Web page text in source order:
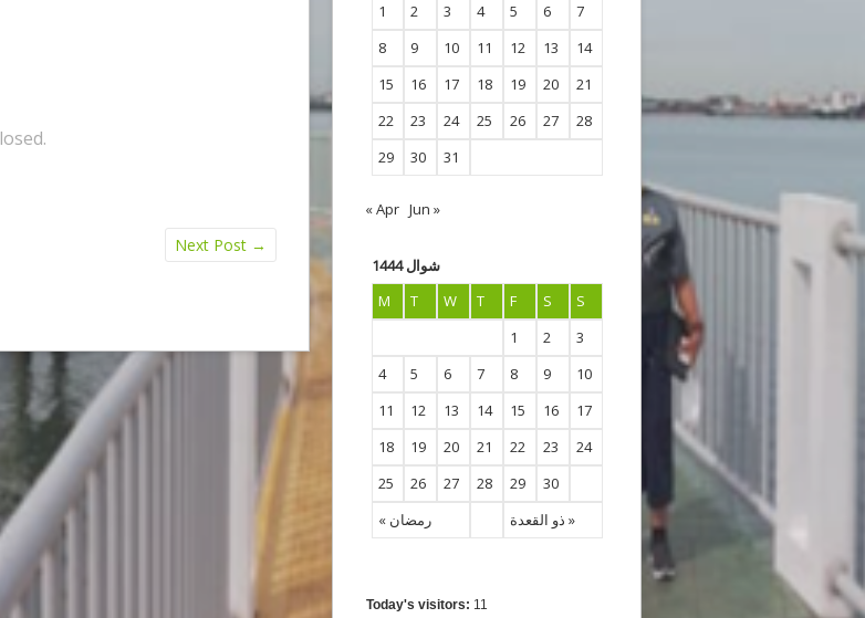
Next Post →
1
2 3 4 5 6
7
8
9 10 11 12 13
14
15
16 17 18 19 20
21
22
23 24 25 26 27
28
29
30 31
« Apr Jun »
شوال 1444
M
T W T F S S
« رمضان ذو القعدة »
1 2
3
4
5 6 7 8 9
10
11
12 13 14 15 16
17
18
19 20 21 22 23
24
25
26 27 28 29 30
Today's visitors: 11